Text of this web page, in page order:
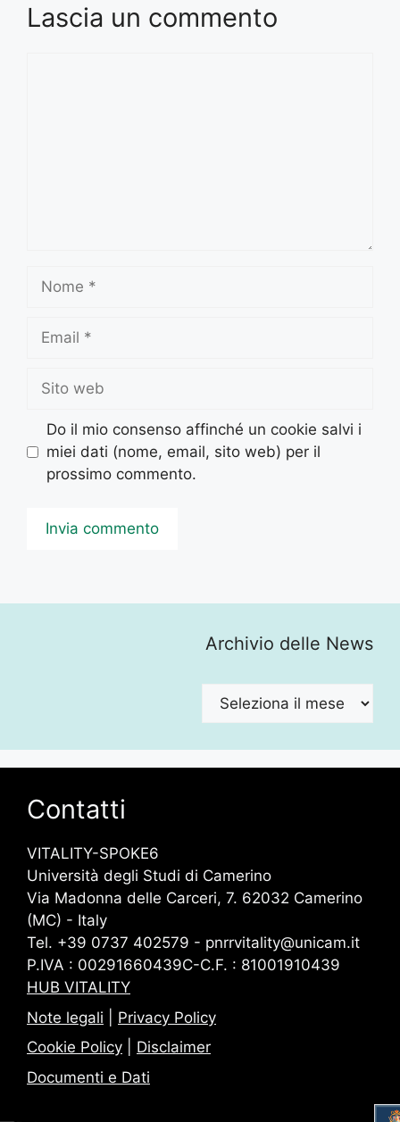
Lascia un commento
web
Do il mio consenso affinché un cookie salvi i
miei dati (nome, email, sito web) per il
prossimo commento.
Archivio delle News
Archivio
Contatti
VITALITY-SPOKE6
Università degli Studi di Camerino
Via Madonna delle Carceri, 7. 62032 Camerino
(MC) - Italy
Tel. +39 0737 402579 - pnrrvitality@unicam.it
P.IVA : 00291660439C-C.F. : 81001910439
HUB VITALITY
Note legali
Privacy Policy
Cookie Policy
Disclaimer
Documenti e Dati